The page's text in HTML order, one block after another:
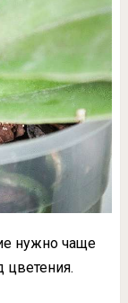
нужно чаще
цветения.